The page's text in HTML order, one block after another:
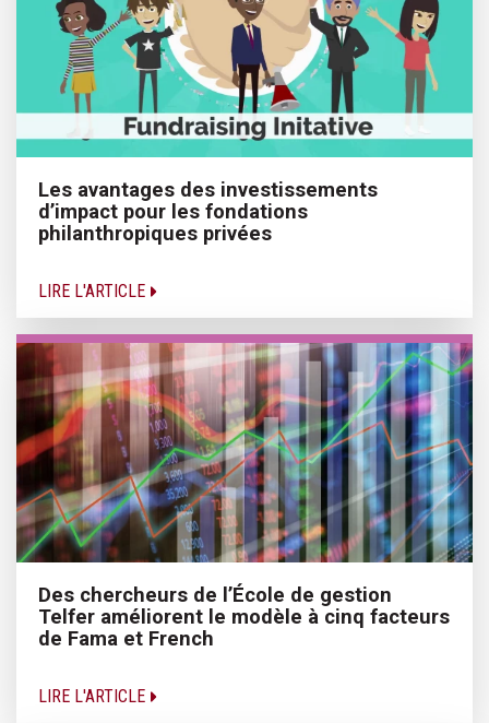
Les avantages des investissements
d’impact pour les fondations
philanthropiques privées
LIRE L'ARTICLE
Des chercheurs de l’École de gestion
Telfer améliorent le modèle à cinq facteurs
de Fama et French
LIRE L'ARTICLE